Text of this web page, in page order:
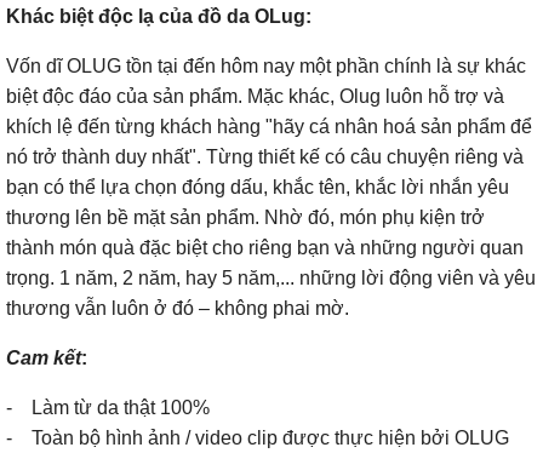
Khác biệt độc lạ của đồ da OLug:
Vốn dĩ OLUG tồn tại đến hôm nay một phần chính là sự khác
biệt độc đáo của sản phẩm. Mặc khác, Olug luôn hỗ trợ và
khích lệ đến từng khách hàng "hãy cá nhân hoá sản phẩm để
nó trở thành duy nhất". Từng thiết kế có câu chuyện riêng và
bạn có thể lựa chọn đóng dấu, khắc tên, khắc lời nhắn yêu
thương lên bề mặt sản phẩm. Nhờ đó, món phụ kiện trở
thành món quà đặc biệt cho riêng bạn và những người quan
trọng. 1 năm, 2 năm, hay 5 năm,... những lời động viên và yêu
thương vẫn luôn ở đó – không phai mờ.
Cam kết:
- Làm từ da thật 100%
- Toàn bộ hình ảnh / video clip được thực hiện bởi OLUG